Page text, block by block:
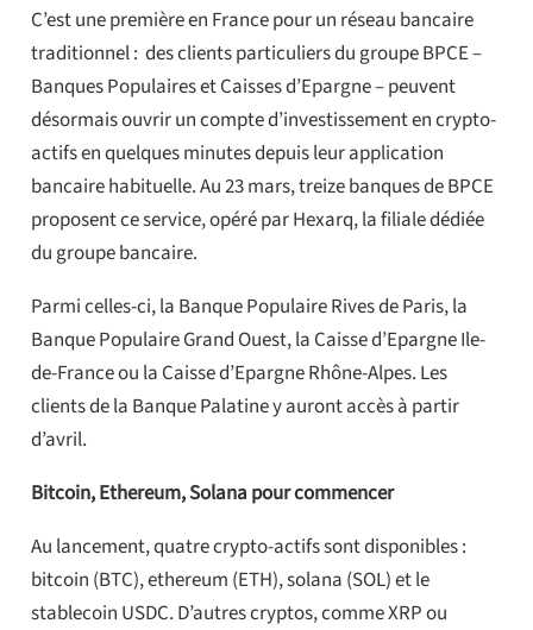
C’est une première en France pour un réseau bancaire
traditionnel : des clients particuliers du groupe BPCE –
Banques Populaires et Caisses d’Epargne – peuvent
désormais ouvrir un compte d’investissement en crypto-
actifs en quelques minutes depuis leur application
bancaire habituelle. Au 23 mars, treize banques de BPCE
proposent ce service, opéré par Hexarq, la filiale dédiée
du groupe bancaire.
Parmi celles-ci, la Banque Populaire Rives de Paris, la
Banque Populaire Grand Ouest, la Caisse d’Epargne Ile-
de-France ou la Caisse d’Epargne Rhône-Alpes. Les
clients de la Banque Palatine y auront accès à partir
d’avril.
Bitcoin, Ethereum, Solana pour commencer
Au lancement, quatre crypto-actifs sont disponibles :
bitcoin (BTC), ethereum (ETH), solana (SOL) et le
stablecoin USDC. D’autres cryptos, comme XRP ou